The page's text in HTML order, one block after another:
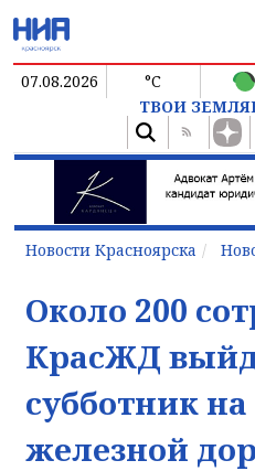
07.08.2026 °C
ТВОИ
Новости Красноярска
Около 200
КрасЖД
субботник
железной